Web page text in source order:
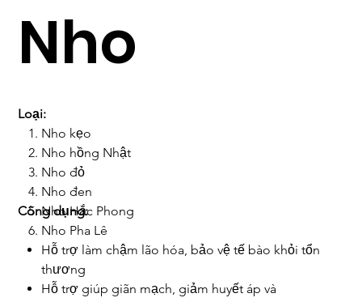
Nho
Loại:
Nho kẹo
Nho hồng Nhật
Nho đỏ
Nho đen
Nho Hắc Phong
Nho Pha Lê
Công dụng:
Hỗ trợ làm chậm lão hóa, bảo vệ tế bào khỏi tổn
thương
Hỗ trợ giúp giãn mạch, giảm huyết áp và